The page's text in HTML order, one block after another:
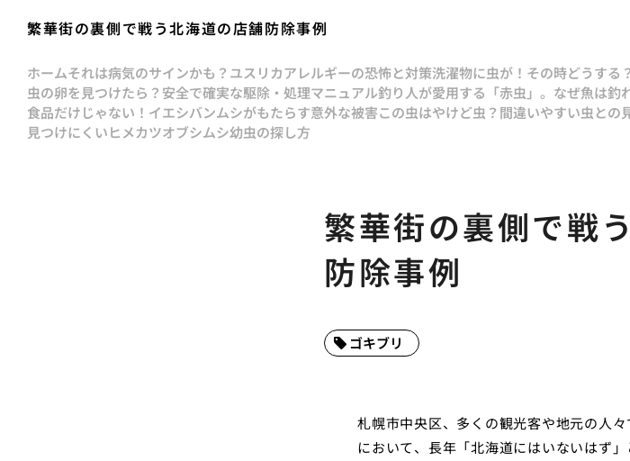
繁華街の裏側で戦う北海道の店舗防除事例
ホームそれは病気のサインかも？ユスリカアレルギーの恐怖と対策洗濯物に虫が！その時どうする
虫の卵を見つけたら？安全で確実な駆除・処理マニュアル釣り人が愛用する「赤虫」。なぜ魚は釣
食品だけじゃない！イエシバンムシがもたらす意外な被害この虫はやけど虫？間違いやすい虫との
見つけにくいヒメカツオブシムシ幼虫の探し方
繁華街の裏側で戦
防除事例
ゴキブリ
札幌市中央区、多くの観光客や地元の人
において、長年「北海道にはいないはず